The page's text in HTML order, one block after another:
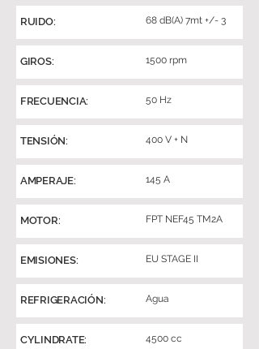
RUIDO: 68 dB(A) 7mt +/- 3
GIROS: 1500 rpm
FRECUENCIA: 50 Hz
TENSIÓN: 400 V + N
AMPERAJE: 145 A
MOTOR: FPT NEF45 TM2A
EMISIONES: EU STAGE II
REFRIGERACIÓN: Agua
CYLINDRATE: 4500 cc